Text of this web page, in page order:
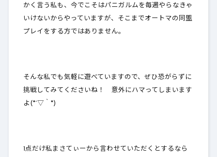
かく言う私も、今でこそはパニガルムを毎週やらなきゃ
いけないからやっていますが、そこまでオートマの同盟
プレイをする方ではありません。
そんな私でも気軽に遊べていますので、ぜひ恐がらずに
挑戦してみてくださいね！ 意外にハマってしまいます
よ(*´▽｀*)
1点だけ私まさてぃーから言わせていただくとするなら